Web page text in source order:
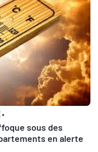
•
sous des
en alerte